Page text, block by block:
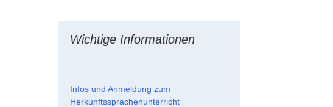
Wichtige Informationen
Infos und Anmeldung zum
Herkunftssprachenunterricht